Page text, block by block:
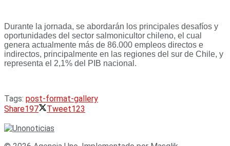
Durante la jornada, se abordarán los principales desafíos y
oportunidades del sector salmonicultor chileno, el cual
genera actualmente más de 86.000 empleos directos e
indirectos, principalmente en las regiones del sur de Chile, y
representa el 2,1% del PIB nacional.
Tags: post-format-gallery
Share197 Tweet123